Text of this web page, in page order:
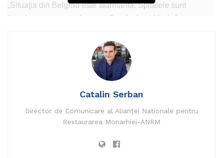
„Situaţia din Belgrad este alarmantă. Spitalele sunt
literalmente supraaglomerate”, a declarat Vucic într-o
Ţara se confruntă cu un număr raportat de 16.168 de
infecţii cu noul coronavirus şi 330 de decese, însă cifrele
sunt în plină ascensiune. Epidemiologii şi medicii au
avertizat că spitalele funcţionează la capacitate maximă şi
Citește întreg articolul pewww.vp-news.com.
catalin serban
Catalin Serban
Director de Comunicare al Alianței Nationale pentru
Restaurarea Monarhiei-ANRM